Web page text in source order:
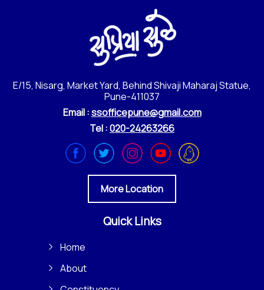
E/15, Nisarg, Market Yard, Behind Shivaji Maharaj Statue,
Pune-411037
Email :ssofficepune@gmail.com
Tel :020-24263266
More Location
Quick Links
Home
About